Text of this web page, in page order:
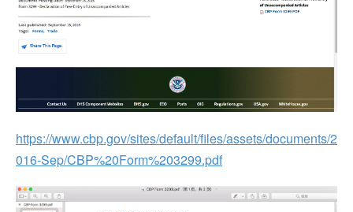
https://www.cbp.gov/sites/default/files/assets/documents/2
016-Sep/CBP%20Form%203299.pdf